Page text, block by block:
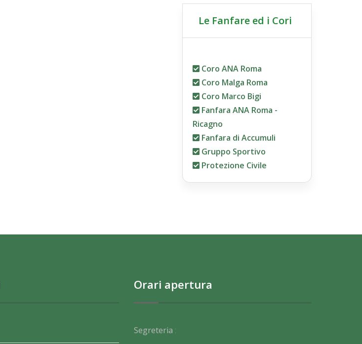
Le Fanfare ed i Cori
Coro ANA Roma
Coro Malga Roma
Coro Marco Bigi
Fanfara ANA Roma -
Ricagno
Fanfara di Accumuli
Gruppo Sportivo
Protezione Civile
Orari apertura
Segreteria :